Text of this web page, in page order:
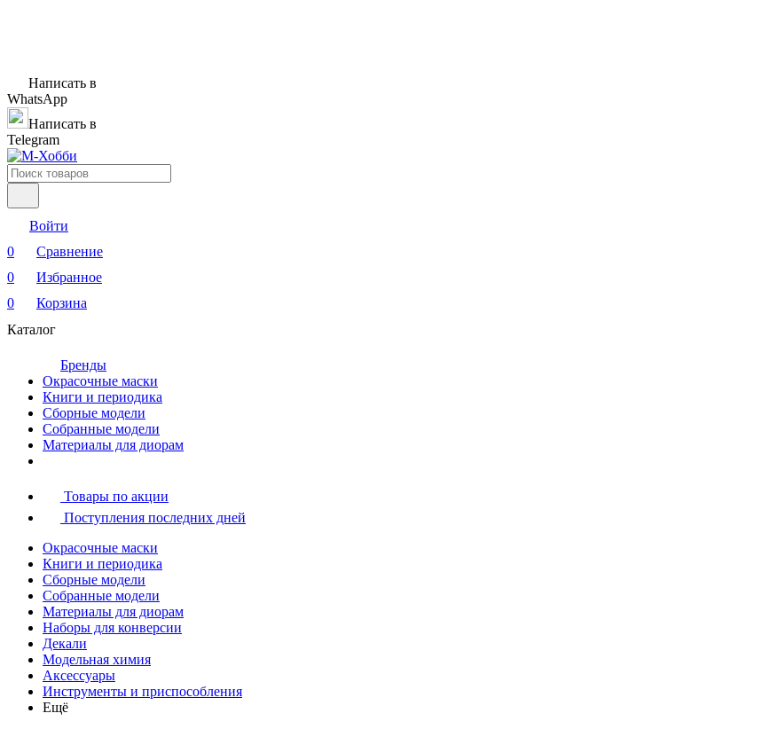
Написать в
WhatsApp
Написать в
Telegram
Войти
0
Сравнение
0
Избранное
0
Корзина
Каталог
Бренды
Окрасочные маски
Книги и периодика
Сборные модели
Собранные модели
Материалы для диорам
Товары по акции
Поступления последних дней
Окрасочные маски
Книги и периодика
Сборные модели
Собранные модели
Материалы для диорам
Наборы для конверсии
Декали
Модельная химия
Аксессуары
Инструменты и приспособления
Ещё